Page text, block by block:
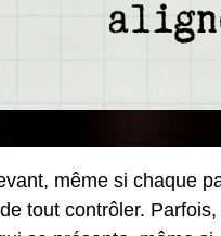
même si chaque
tout contrôler.